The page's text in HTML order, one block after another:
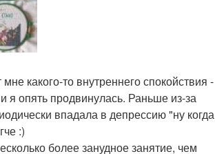
какого-то внутреннего спокойствия -
я опять продвинулась. Раньше из-за
впадала в депрессию "ну когда
:)
более занудное занятие, чем